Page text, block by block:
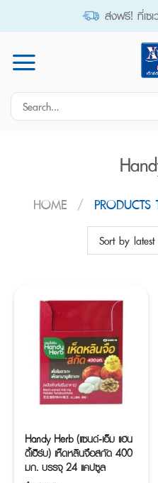
ส่งฟรี! ที่เซ
Search
HOME /
Handy Herb (แซนด์-เอ็ม แฮน
ดี้เฮิร์บ) เห็ดหลินจือสกัด 400
มก. บรรจุ 24 แคปซูล